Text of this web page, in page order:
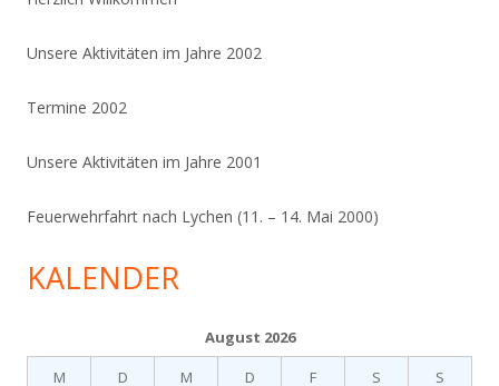
Unsere Aktivitäten im Jahre 2002
Termine 2002
Unsere Aktivitäten im Jahre 2001
Feuerwehrfahrt nach Lychen (11. – 14. Mai 2000)
KALENDER
August 2026
M
D M D F S S